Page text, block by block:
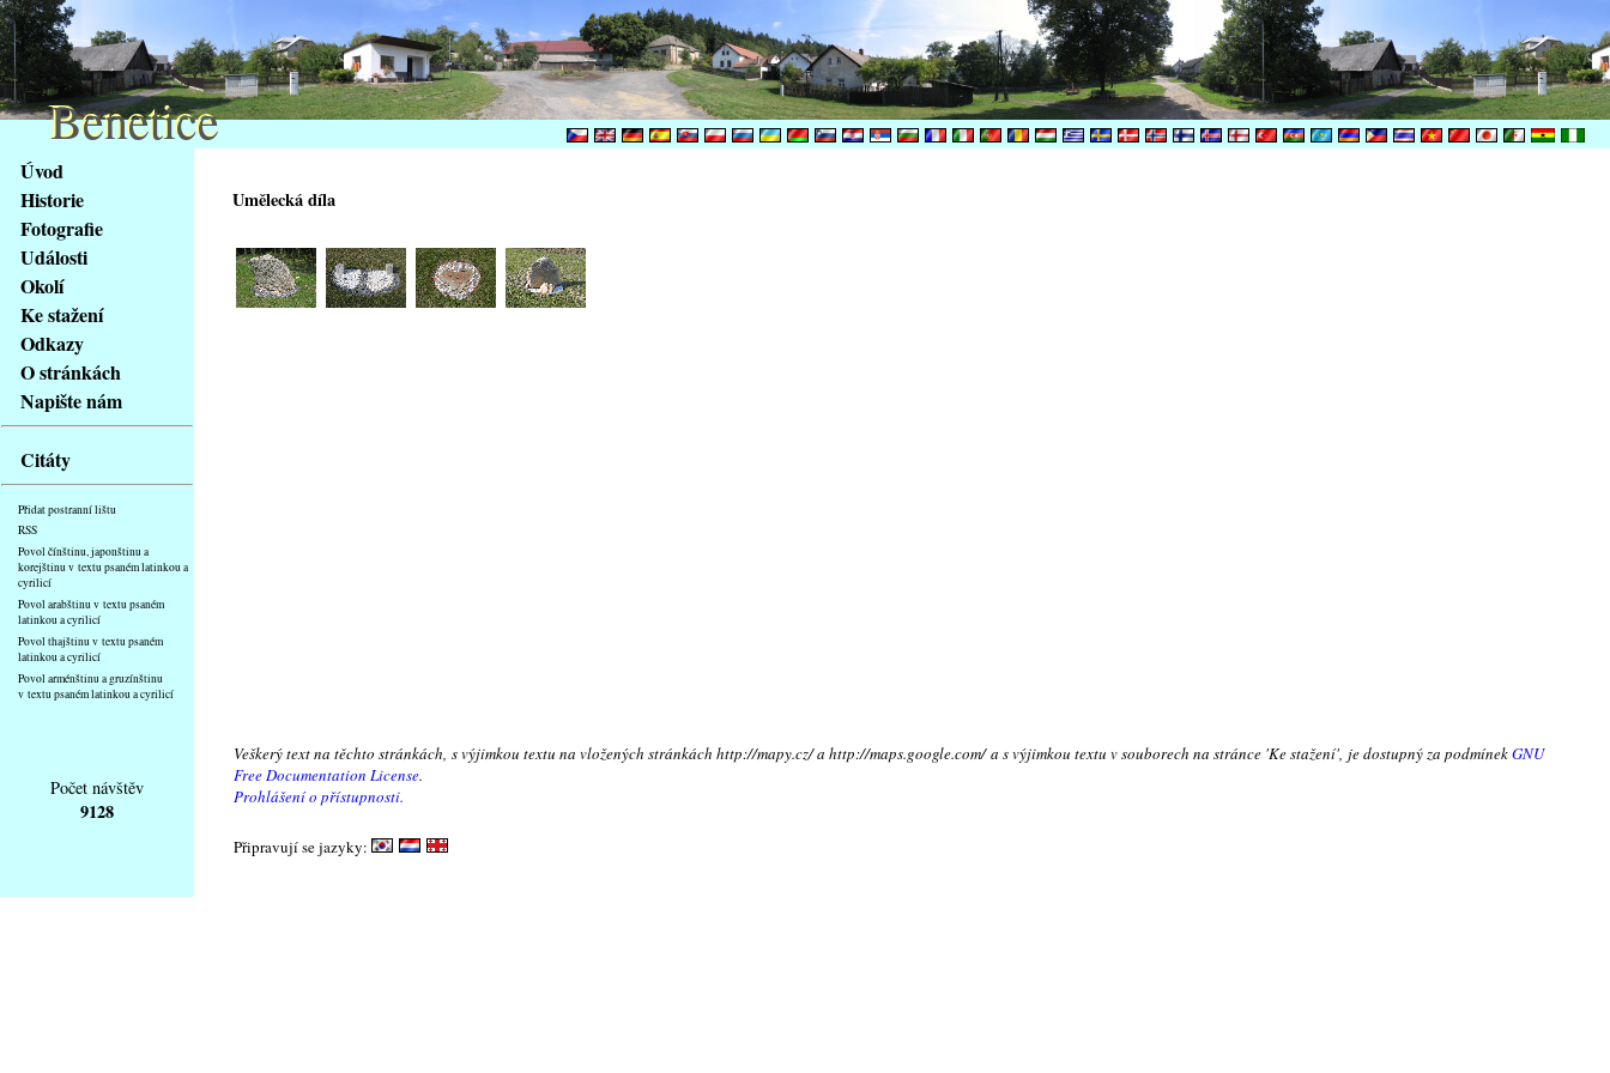
obsah
stránky
Klávesové
zkratky
tomto
webu
základní
Hlavní
strana
Úvod
Historie
Fotografie
Události
Okolí
Ke stažení
Odkazy
O stránkách
Napište nám
Citáty
Přidat postranní lištu
RSS
Povol čínštinu, japonštinu a
korejštinu v textu psaném latinkou a
cyrilicí
Povol arabštinu v textu psaném
latinkou a cyrilicí
Povol thajštinu v textu psaném
latinkou a cyrilicí
Povol arménštinu a gruzínštinu
v textu psaném latinkou a cyrilicí
Umělecká díla
Počet návštěv
9128
Veškerý text na těchto stránkách, s výjimkou textu na vložených stránkách http://mapy.cz/ a http://maps.google.com/ a s výjimkou textu v souborech na stránce 'Ke stažení', je dostupný za podmínekGNU
Free Documentation License.
Prohlášení o přístupnosti.
Připravují se jazyky:
Benetice
Benetice